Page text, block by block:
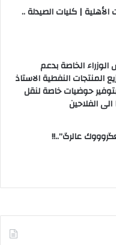
| كليات الصيدلة ..
الوزراء الخاصة بدعم
المنتجات النفطية الاستاذ
حوضيات خاصة لنقل
الى الفلاحين
عالرگ”..!!